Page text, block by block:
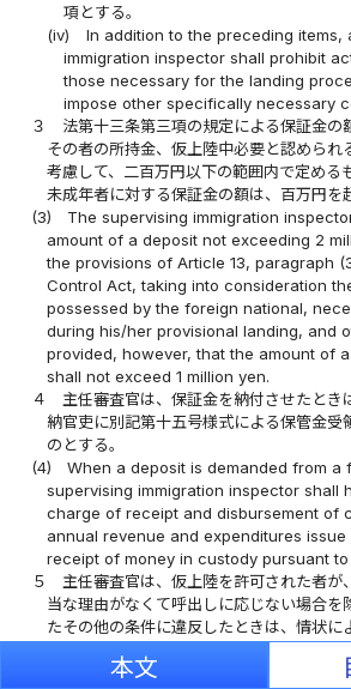
項とする。
(iv)
In addition to the preceding items,
immigration inspector shall prohibit
those necessary for the landing
impose other specifically necessary
３
法第十三条第三項の規定による保証金の
その者の所持金、仮上陸中必要と認められ
考慮して、二百万円以下の範囲内で定める
未成年者に対する保証金の額は、百万円を
(3)
The supervising immigration
amount of a deposit not exceeding 2
the provisions of Article 13, paragraph
Control Act, taking into consideration
possessed by the foreign national,
during his/her provisional landing, and
provided, however, that the amount of
shall not exceed 1 million yen.
４
主任審査官は、保証金を納付させたとき
納官吏に別記第十五号様式による保管金受
のとする。
(4)
When a deposit is demanded from a
supervising immigration inspector shall
charge of receipt and disbursement of
annual revenue and expenditures
receipt of money in custody pursuant to
５
主任審査官は、仮上陸を許可された者が
当な理由がなくて呼出しに応じない場合を
たその他の条件に違反したときは、情状に
Except for cases where a foreign
本文